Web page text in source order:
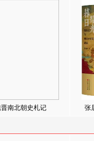
南北朝史札记 张